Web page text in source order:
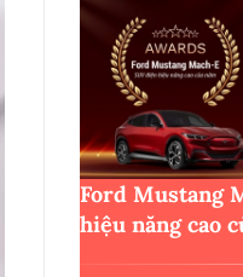
Ford Mustang
hiệu năng cao